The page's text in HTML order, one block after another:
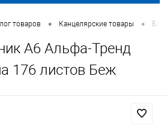
товаров • Канцелярские товары •
А6 Альфа-Тренд
176 листов Беж